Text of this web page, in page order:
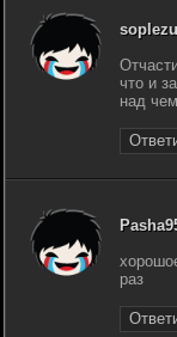
что и
над
раз